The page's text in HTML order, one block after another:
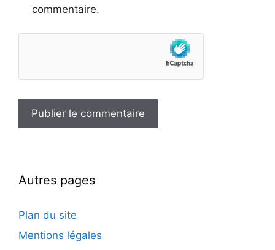
commentaire.
Autres pages
Plan du site
Mentions légales